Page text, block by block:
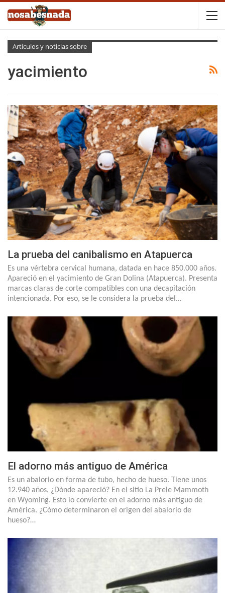
Artículos y noticias sobre
yacimiento
La prueba del canibalismo en Atapuerca
Es una vértebra cervical humana, datada en hace 850.000 años.
Apareció en el yacimiento de Gran Dolina (Atapuerca). Presenta
marcas claras de corte compatibles con una decapitación
intencionada. Por eso, se le considera la prueba del…
El adorno más antiguo de América
Es un abalorio en forma de tubo, hecho de hueso. Tiene unos
12.940 años. ¿Dónde apareció? En el sitio La Prele Mammoth
en Wyoming. Esto lo convierte en el adorno más antiguo de
América. ¿Cómo determinaron el origen del abalorio de
hueso?…